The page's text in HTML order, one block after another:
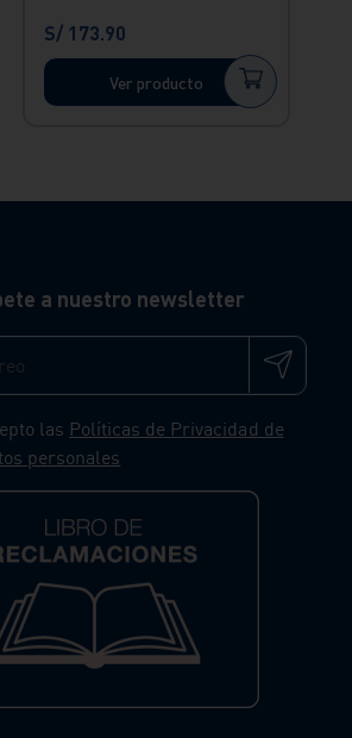
S/ 173.90
Ver producto
a nuestro newsletter
las Políticas de Privacidad de
personales